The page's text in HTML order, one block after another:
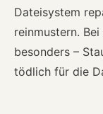
Dateisystem
reinmustern.
besonders –
tödlich für die